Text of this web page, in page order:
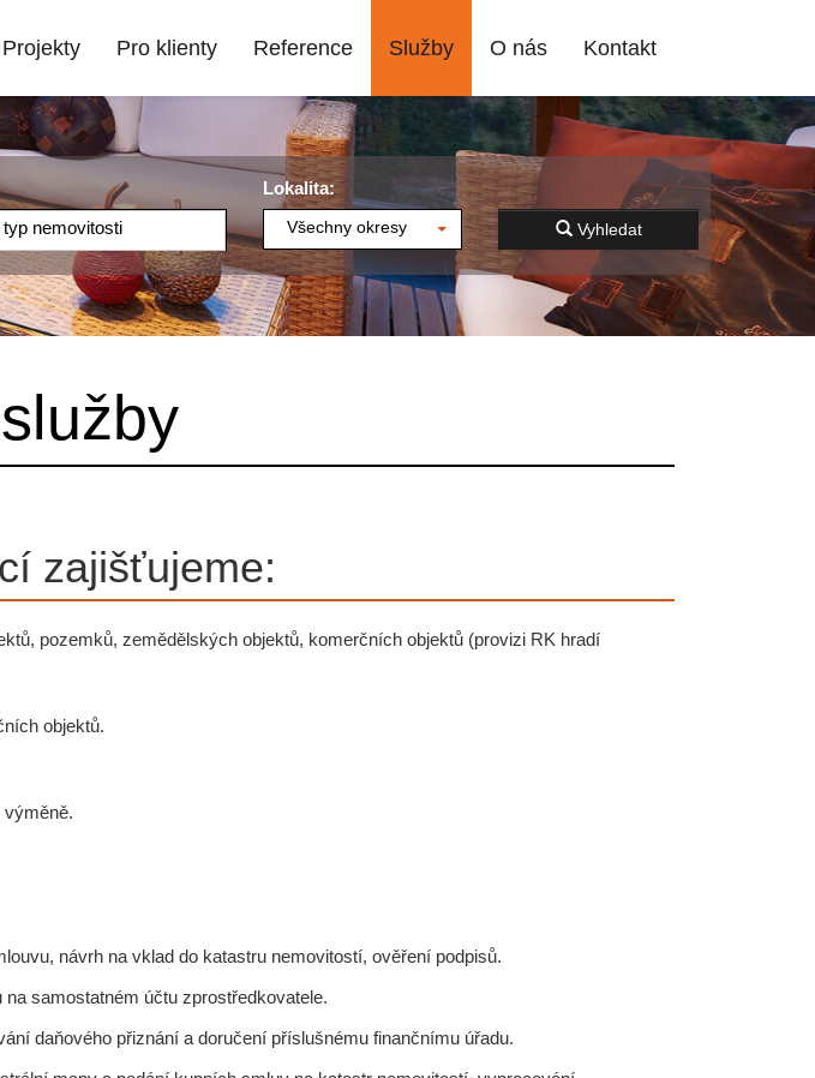
Projekty Pro klienty Reference Služby O nás Kontakt
nemovitosti
Lokalita:
Všechny okresy Vyhledat
zajišťujeme:
pozemků, zemědělských objektů, komerčních objektů (provizi RK hradí
objektů.
výměně.
návrh na vklad do katastru nemovitostí, ověření podpisů.
samostatném účtu zprostředkovatele.
daňového přiznání a doručení příslušnému finančnímu úřadu.